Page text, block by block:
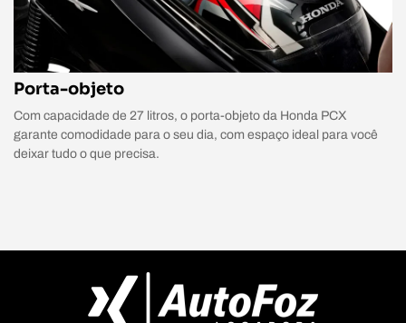
Porta-objeto
Com capacidade de 27 litros, o porta-objeto da Honda PCX
garante comodidade para o seu dia, com espaço ideal para você
deixar tudo o que precisa.